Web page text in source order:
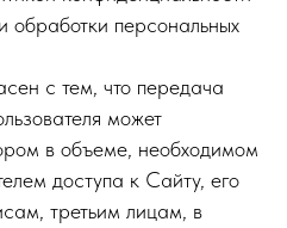
обработки персональных
с тем, что передача
может
в объеме, необходимом
доступа к Сайту, его
третьим лицам, в